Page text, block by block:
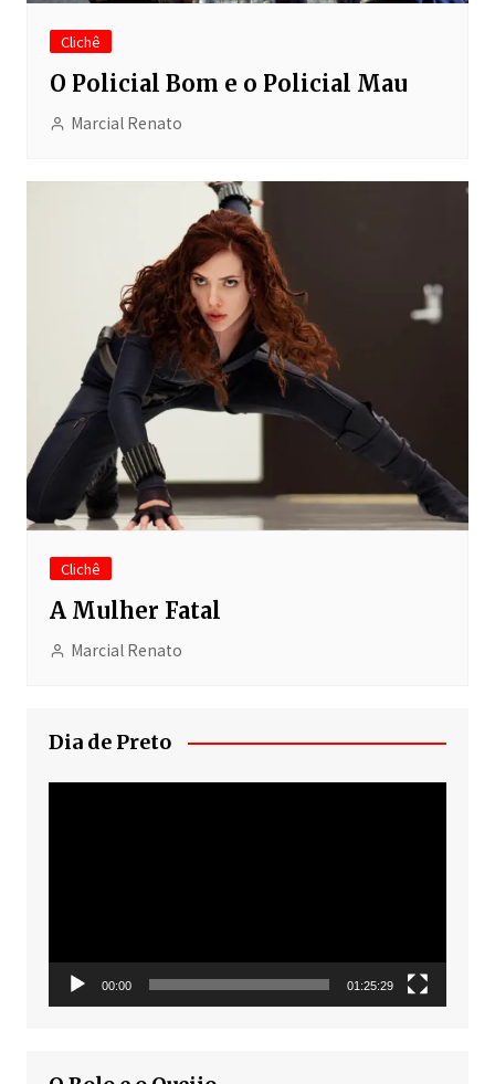
Clichê
O Policial Bom e o Policial Mau
Marcial Renato
Clichê
A Mulher Fatal
Marcial Renato
Dia de Preto
00:00 01:25:29